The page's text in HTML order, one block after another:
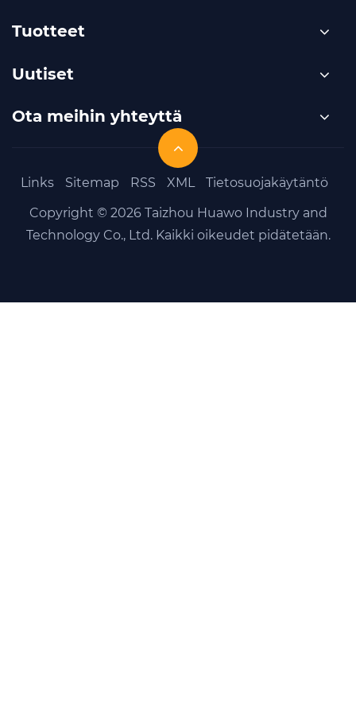
Tuotteet
Uutiset
Ota meihin yhteyttä
Links Sitemap RSS XML
Tietosuojakäytäntö
Copyright © 2026 Taizhou Huawo Industry and
Technology Co., Ltd. Kaikki oikeudet pidätetään.